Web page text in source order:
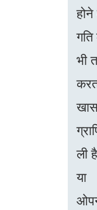
भी
ली
या